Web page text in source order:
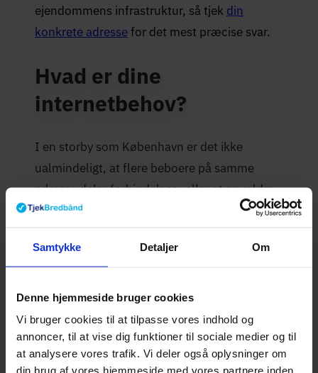
Samtykke Detaljer Om
Denne hjemmeside bruger cookies
Vi bruger cookies til at tilpasse vores indhold og
annoncer, til at vise dig funktioner til sociale medier og til
at analysere vores trafik. Vi deler også oplysninger om
din brug af vores hjemmeside med vores partnere inden
ejendommens infrastruktur, så tjek din
konkrete adressefor det mest præcise svar.
Hvad er dine
internetbehov?
I en storby som København er det ikke
ualmindeligt, at flere beboere på samme
adresse deler forbindelsen, eller at en ældre
ejendoms fællesnet sætter begrænsninger
undersøge begge dele, inden du tegner et nyt
Bor du alene med moderat forbrug, er der
typisk god mulighed for at finde en billig og
tilstrækkelig løsning. Er I flere med høje krav,